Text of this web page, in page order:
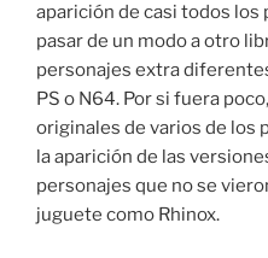
aparición de casi todos los
pasar de un modo a otro
personajes extra
PS o N64. Por si fuera
originales de varios de los
la aparición de las
personajes que no se
juguete como Rhinox.